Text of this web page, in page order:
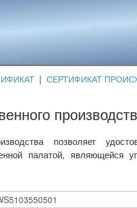
| СЕРТИФИКАТ
позволяет
палатой, являющейся